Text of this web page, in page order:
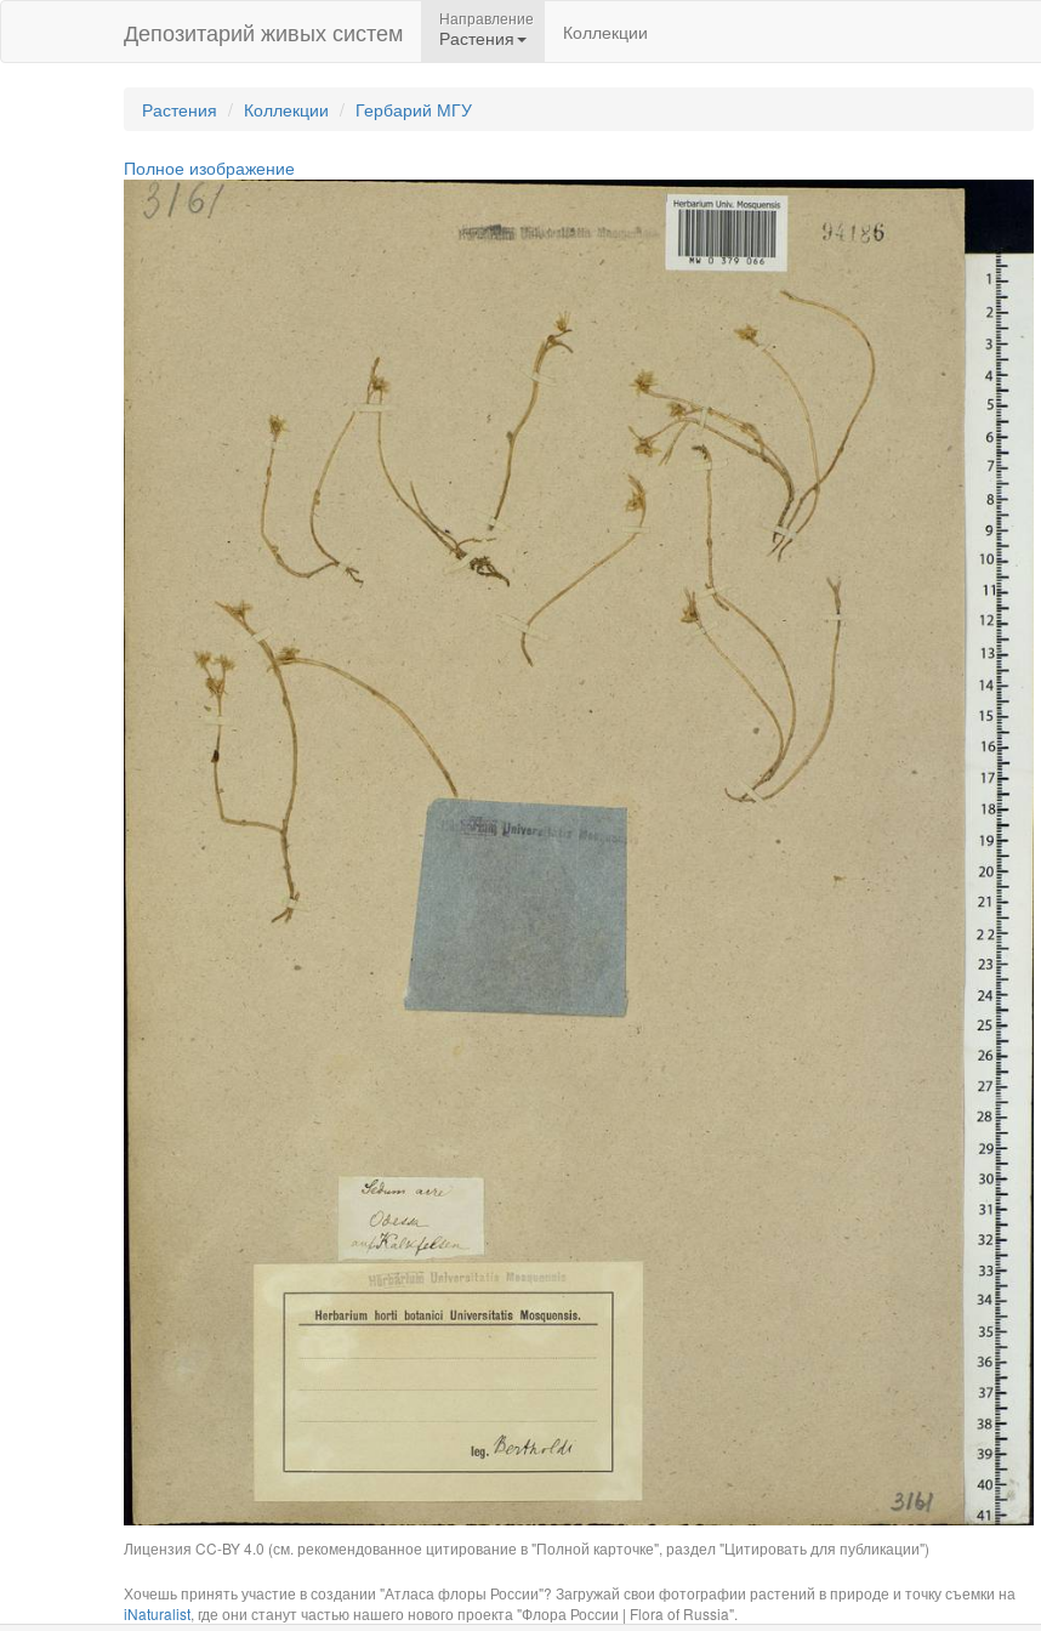
Депозитарий живых систем Направление
Растения Коллекции
Растения Коллекции Гербарий МГУ
Полное изображение
Лицензия CC-BY 4.0 (см. рекомендованное цитирование в "Полной карточке", раздел "Цитировать для публикации")
Хочешь принять участие в создании "Атласа флоры России"? Загружай свои фотографии растений в природе и точку съемки на
iNaturalist, где они станут частью нашего нового проекта "Флора России | Flora of Russia".